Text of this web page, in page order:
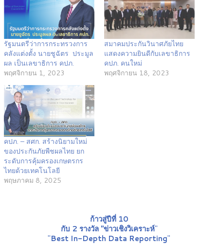
รัฐมนตรีว่าการกระทรวงการ
คลังแต่งตั้ง นายชูฉัตร ประมูล
ผล เป็นเลขาธิการ คปภ.
พฤศจิกายน 1, 2023
สมาคมประกันวินาศภัยไทย
แสดงความยินดีกับเลขาธิการ
คปภ. คนใหม่
พฤศจิกายน 18, 2023
คปภ. – สศก. สร้างนิยามใหม่
ของประกันภัยพืชผลไทย ยก
ระดับการคุ้มครองเกษตรกร
ไทยด้วยเทคโนโลยี
พฤษภาคม 8, 2025
ก้าวสู่ปีที่ 10
กับ 2 รางวัล "ข่าวเชิงวิเคราะห์"
"Best In-Depth Data Reporting"